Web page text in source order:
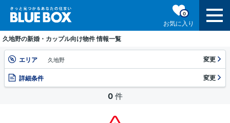
お気に入り
0
久地野の新婚・カップル向け物件 情報一覧
エリア 久地野 変更
詳細条件 変更
0 件